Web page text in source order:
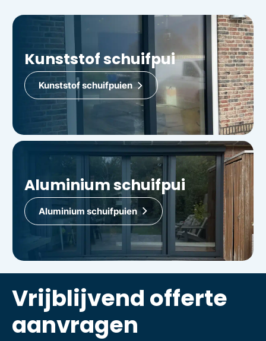
Kunststof schuifpui
Kunststof schuifpuien
Aluminium schuifpui
Aluminium schuifpuien
Vrijblijvend offerte
aanvragen